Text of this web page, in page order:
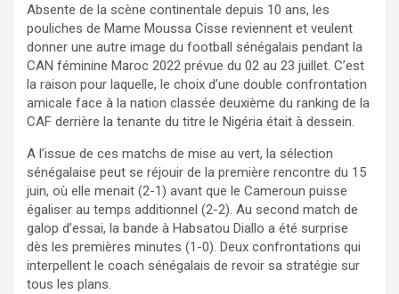
Absente de la scène continentale depuis 10 ans, les
pouliches de Mame Moussa Cisse reviennent et veulent
donner une autre image du football sénégalais pendant la
CAN féminine Maroc 2022 prévue du 02 au 23 juillet. C’est
la raison pour laquelle, le choix d’une double confrontation
amicale face à la nation classée deuxième du ranking de la
CAF derrière la tenante du titre le Nigéria était à dessein.
A l’issue de ces matchs de mise au vert, la sélection
sénégalaise peut se réjouir de la première rencontre du 15
juin, où elle menait (2-1) avant que le Cameroun puisse
égaliser au temps additionnel (2-2). Au second match de
galop d’essai, la bande à Habsatou Diallo a été surprise
dès les premières minutes (1-0). Deux confrontations qui
interpellent le coach sénégalais de revoir sa stratégie sur
tous les plans.